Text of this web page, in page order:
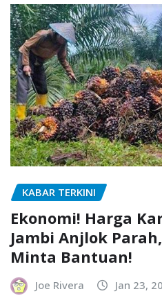
KABAR TERKINI
Ekonomi! Harga
Jambi Anjlok
Minta Bantuan!
Joe Rivera Jan 23,